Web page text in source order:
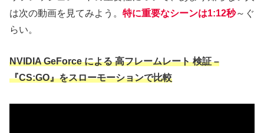
は次の動画を見てみよう。 特に重要なシーンは1:12秒～ぐ
らい。
NVIDIA GeForce による 高フレームレート 検証 –
『CS:GO』をスローモーションで比較